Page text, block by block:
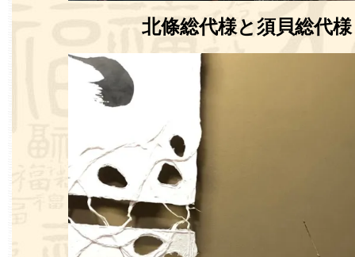
北條総代様と須貝総代